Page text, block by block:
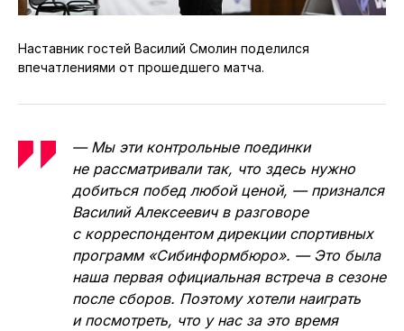
Наставник гостей Василий Смолин поделился
впечатлениями от прошедшего матча.
— Мы эти контрольные поединки
не рассматривали так, что здесь нужно
добиться побед любой ценой, — признался
Василий Алексеевич в разговоре
с корреспондентом дирекции спортивных
программ «Сибинформбюро». — Это была
наша первая официальная встреча в сезоне
после сборов. Поэтому хотели наиграть
и посмотреть, что у нас за это время